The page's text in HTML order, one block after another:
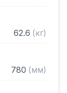
62.6 (кг)
780 (мм)